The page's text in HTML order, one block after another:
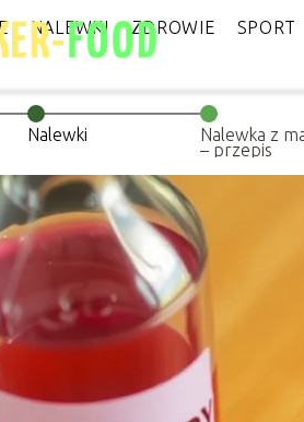
NALEWKI ZDROWIE SPORT
Nalewki Nalewka z
– przepis